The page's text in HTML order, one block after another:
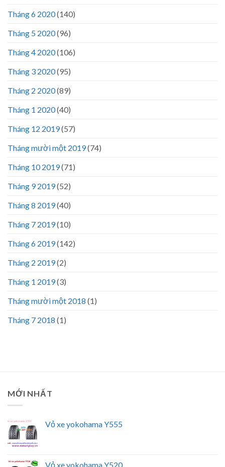
Tháng 6 2020(140)
Tháng 5 2020(96)
Tháng 4 2020(106)
Tháng 3 2020(95)
Tháng 2 2020(89)
Tháng 1 2020(40)
Tháng 12 2019(57)
Tháng mười một 2019(74)
Tháng 10 2019(71)
Tháng 9 2019(52)
Tháng 8 2019(40)
Tháng 7 2019(10)
Tháng 6 2019(142)
Tháng 2 2019(2)
Tháng 1 2019(3)
Tháng mười một 2018 (1)
Tháng 7 2018 (1)
MỚI NHẤT
Vỏ xe yokohama Y555
Vỏ xe yokohama Y520